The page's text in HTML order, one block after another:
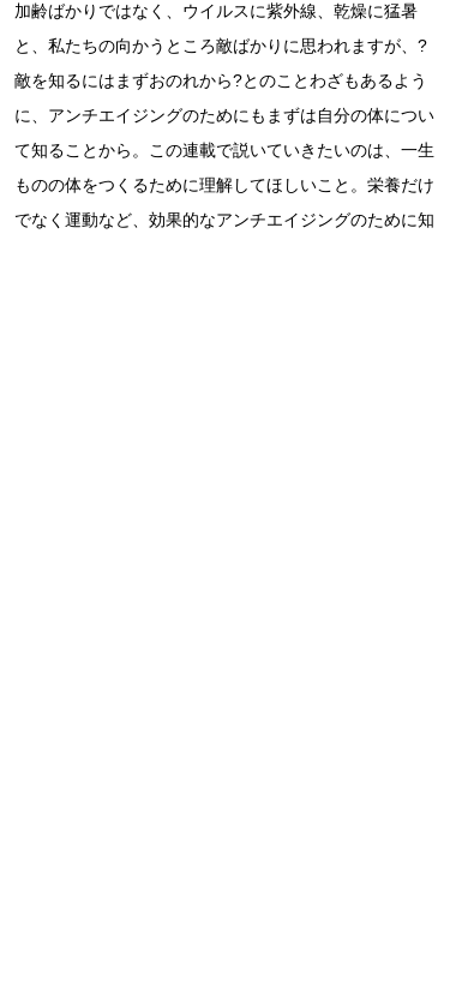
加齢ばかりではなく、ウイルスに紫外線、乾燥に猛暑
と、私たちの向かうところ敵ばかりに思われますが、?
敵を知るにはまずおのれから?とのことわざもあるよう
に、アンチエイジングのためにもまずは自分の体につい
て知ることから。この連載で説いていきたいのは、一生
ものの体をつくるために理解してほしいこと。栄養だけ
でなく運動など、効果的なアンチエイジングのために知